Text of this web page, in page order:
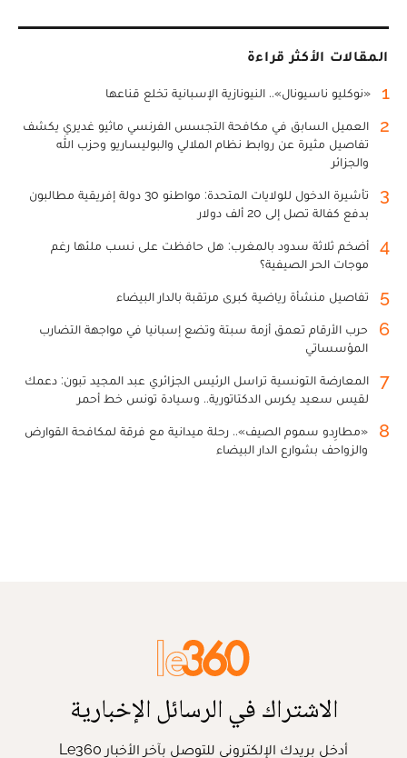
المقالات الأكثر قراءة
1 «نوكليو ناسيونال».. النيونازية الإسبانية تخلع قناعها
2
العميل السابق في مكافحة التجسس الفرنسي ماثيو غديري يكشف
تفاصيل مثيرة عن روابط نظام الملالي والبوليساريو وحزب الله
والجزائر
3
تأشيرة الدخول للولايات المتحدة: مواطنو 30 دولة إفريقية مطالبون
بدفع كفالة تصل إلى 20 ألف دولار
4
أضخم ثلاثة سدود بالمغرب: هل حافظت على نسب ملئها رغم
موجات الحر الصيفية؟
5 تفاصيل منشأة رياضية كبرى مرتقبة بالدار البيضاء
6
حرب الأرقام تعمق أزمة سبتة وتضع إسبانيا في مواجهة التضارب
المؤسساتي
7
المعارضة التونسية تراسل الرئيس الجزائري عبد المجيد تبون: دعمك
لقيس سعيد يكرس الدكتاتورية.. وسيادة تونس خط أحمر
8
«مطارِدو سموم الصيف».. رحلة ميدانية مع فرقة لمكافحة القوارض
والزواحف بشوارع الدار البيضاء
الاشتراك في الرسائل الإخبارية
أدخل بريدك الإلكتروني للتوصل بآخر الأخبار Le360